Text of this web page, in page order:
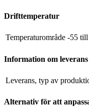
Drifttemperatur
Temperaturområde -55 till
Information om leverans
Leverans, typ av
Alternativ för att